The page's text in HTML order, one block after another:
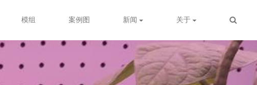
模组 案例图 新闻 关于